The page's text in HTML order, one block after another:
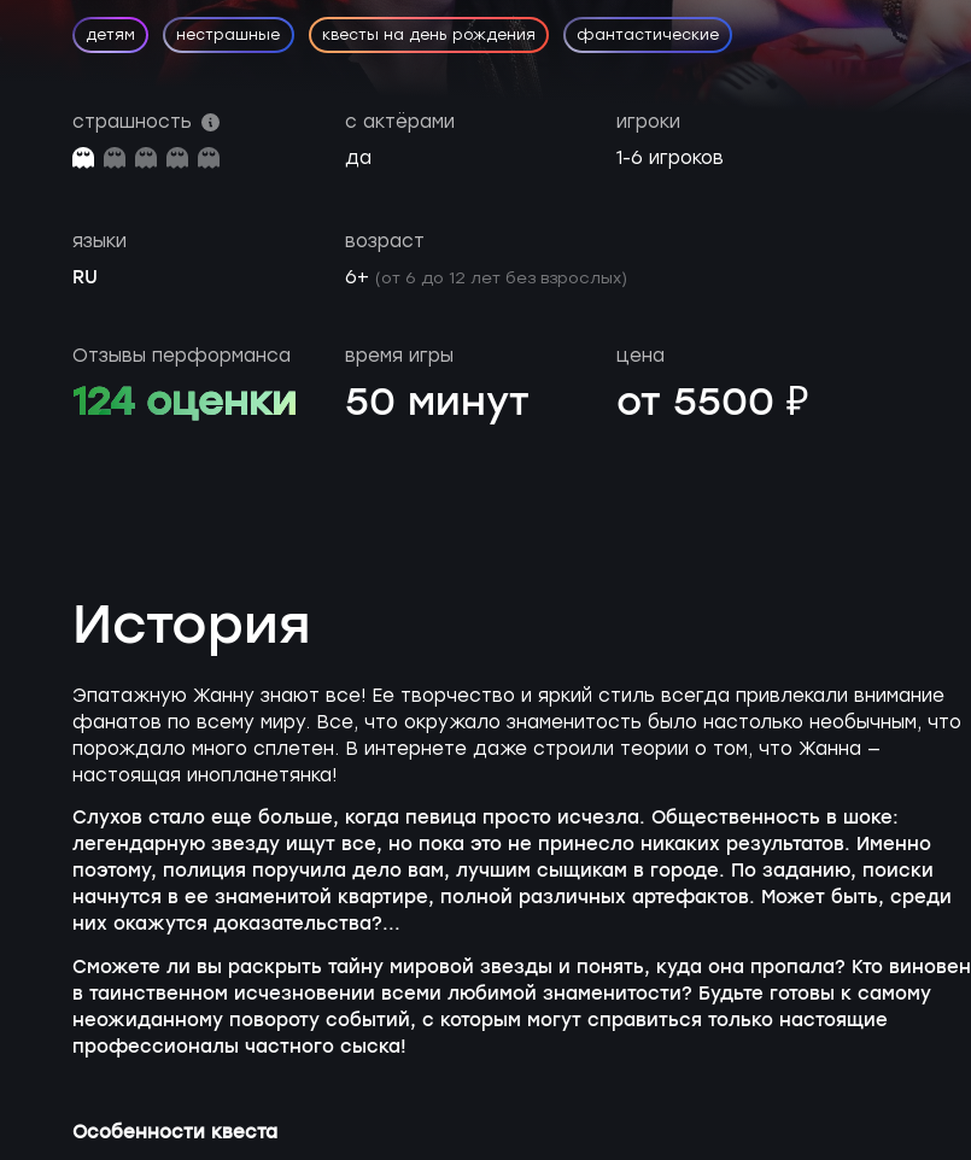
детям нестрашные квесты на день рождения фантастические
страшность
с актёрами
да
игроки
1-6 игроков
языки
RU
возраст
6+ (от 6 до 12 лет без взрослых)
Отзывы перформанса
124 оценки
время игры
50 минут
цена
от 5500 ₽
История
Эпатажную Жанну знают все! Ее творчество и яркий стиль всегда привлекали внимание
фанатов по всему миру. Все, что окружало знаменитость было настолько необычным, что
порождало много сплетен. В интернете даже строили теории о том, что Жанна —
настоящая инопланетянка!
Слухов стало еще больше, когда певица просто исчезла. Общественность в шоке:
легендарную звезду ищут все, но пока это не принесло никаких результатов. Именно
поэтому, полиция поручила дело вам, лучшим сыщикам в городе. По заданию, поиски
начнутся в ее знаменитой квартире, полной различных артефактов. Может быть, среди
них окажутся доказательства?...
Сможете ли вы раскрыть тайну мировой звезды и понять, куда она пропала? Кто виновен
в таинственном исчезновении всеми любимой знаменитости? Будьте готовы к самому
неожиданному повороту событий, с которым могут справиться только настоящие
профессионалы частного сыска!
Особенности квеста